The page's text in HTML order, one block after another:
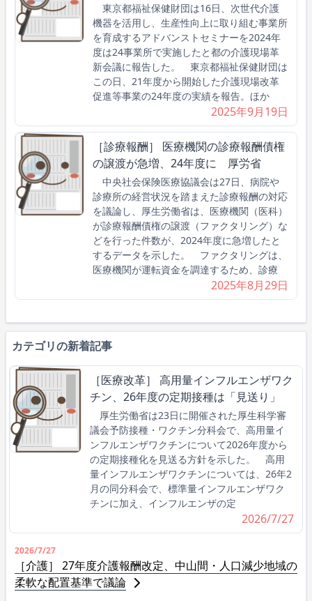
東京都福祉保健財団は16日、次世代介護
機器を活用し、生産性向上に取り組む事業所
を育成するアドバンストセミナーを2024年
度は24事業所で実施したと都の介護現場革
新会議に報告した。 東京都福祉保健財団は
この日、21年度から開始した介護現場改革
促進等事業の24年度の実績を報告。ほか
2025年9月19日
［診療報酬］ 医療機関の診療報酬債権
の譲渡が急増、24年度に 厚労省
中央社会保険医療協議会は27日、病院や
診療所の経営状況を踏まえた診療報酬の対応
を議論し、厚生労働省は、医療機関（医科）
が診療報酬債権の譲渡（ファクタリング）な
どを行った件数が、2024年度に急増したと
するデータを示した。 ファクタリングは、
医療機関が運転資金を調達するため、診療
2025年8月29日
カテゴリの新着記事
［医療改革］ 高用量インフルエンザワク
チン、26年度の定期接種は「見送り」
厚生労働省は23日に開催された厚生科学審
議会予防接種・ワクチン分科会で、高用量イ
ンフルエンザワクチンについて2026年度から
の定期接種化を見送る方針を示した。 高用
量インフルエンザワクチンについては、26年2
月の同分科会で、標準量インフルエンザワク
チンに加え、インフルエンザの定
2026/7/27
2026/7/27
［介護］ 27年度介護報酬改定、中山間・人口減少地域の
柔軟な配置基準で議論